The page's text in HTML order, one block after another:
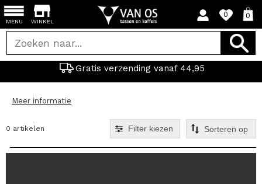
WINKEL
0 0
Gratis verzending vanaf 44,95
MENU
Meer informatie
0 artikelen Filter kiezen